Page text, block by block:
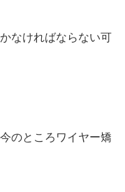
なければならない可
のところワイヤー矯